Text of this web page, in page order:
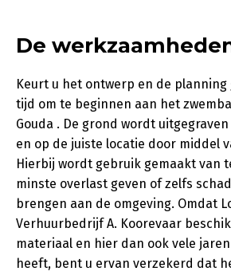
De
Keurt u het ontwerp en de planning
tijd om te beginnen aan het
Gouda . De grond wordt
en op de juiste locatie door middel
Hierbij wordt gebruik gemaakt van
minste overlast geven of zelfs
brengen aan de omgeving. Omdat
Verhuurbedrijf A. Koorevaar
materiaal en hier dan ook vele
heeft, bent u ervan verzekerd dat